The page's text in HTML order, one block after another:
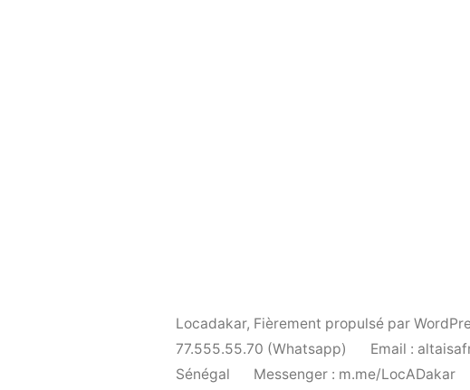
Locadakar, Fièrement propulsé par
77.555.55.70 (Whatsapp)
Email :
Sénégal
Messenger : m.me/LocADakar